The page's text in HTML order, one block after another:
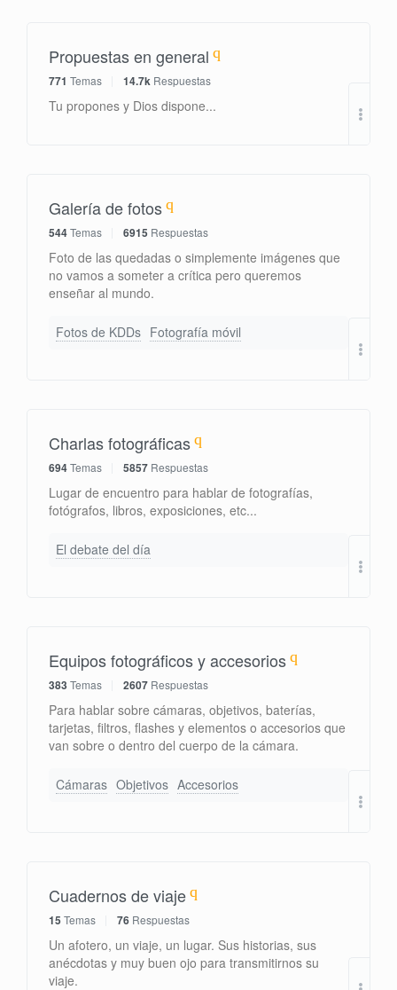
Propuestas en general
771 Temas 14.7k Respuestas
Tu propones y Dios dispone...
Galería de fotos
544Temas 6915 Respuestas
Foto de las quedadas o simplemente imágenes que
no vamos a someter a crítica pero queremos
enseñar al mundo.
Fotos de KDDs Fotografía móvil
Charlas fotográficas
694Temas 5857 Respuestas
Lugar de encuentro para hablar de fotografías,
fotógrafos, libros, exposiciones, etc...
El debate del día
Equipos fotográficos y accesorios
383 Temas 2607 Respuestas
Para hablar sobre cámaras, objetivos, baterías,
tarjetas, filtros, flashes y elementos o accesorios que
van sobre o dentro del cuerpo de la cámara.
Cámaras Objetivos Accesorios
Cuadernos de viaje
15 Temas 76 Respuestas
Un afotero, un viaje, un lugar. Sus historias, sus
anécdotas y muy buen ojo para transmitirnos su
viaje.